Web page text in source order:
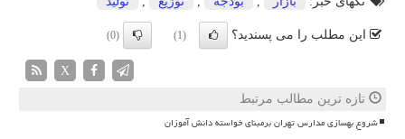
این مطلب را می پسندید؟ (1)
(0)
X
تازه ترین مطالب مرتبط
شروع بهسازی مدارس تهران برمبنای خواسته دانش آموزان